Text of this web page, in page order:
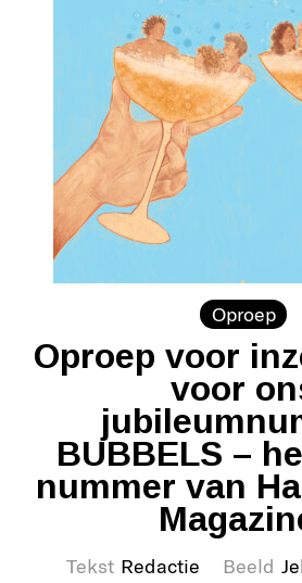
Oproep
Oproep voor
voor
BUBBELS –
nummer van
Tekst Redactie Beeld